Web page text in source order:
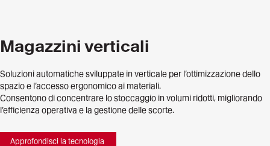
Magazzini verticali
Soluzioni automatiche sviluppate in verticale per l’ottimizzazione dello
spazio e l’accesso ergonomico ai materiali.
Consentono di concentrare lo stoccaggio in volumi ridotti, migliorando
l’efficienza operativa e la gestione delle scorte.
Approfondisci la tecnologia